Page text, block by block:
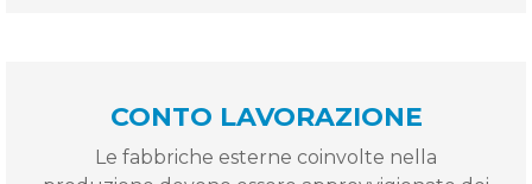
CONTO LAVORAZIONE
Le fabbriche esterne coinvolte nella